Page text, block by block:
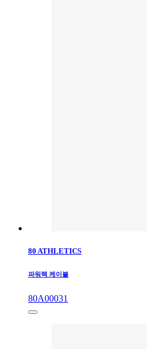
80 ATHLETICS
파워랙 케이블
80A00031